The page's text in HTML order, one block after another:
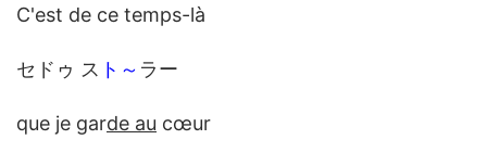
C'est de ce temps-là
セドゥ ス ト～ ラー
que je garde au cœur